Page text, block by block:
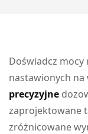
Doświadcz
nastawionych na
precyzyjne
zaprojektowane
zróżnicowane